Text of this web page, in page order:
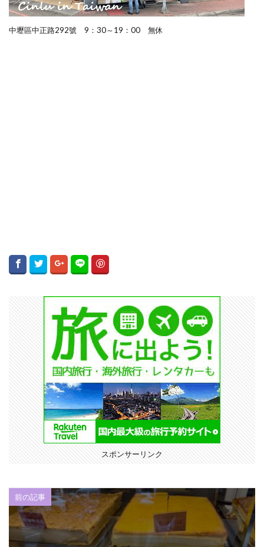
中壢區中正路292號 9：30～19：00 無休
スポンサーリンク
前の記事